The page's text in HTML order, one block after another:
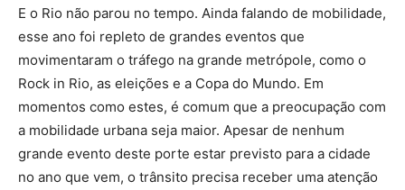
E o Rio não parou no tempo. Ainda falando de mobilidade,
esse ano foi repleto de grandes eventos que
movimentaram o tráfego na grande metrópole, como o
Rock in Rio, as eleições e a Copa do Mundo. Em
momentos como estes, é comum que a preocupação com
a mobilidade urbana seja maior. Apesar de nenhum
grande evento deste porte estar previsto para a cidade
no ano que vem, o trânsito precisa receber uma atenção